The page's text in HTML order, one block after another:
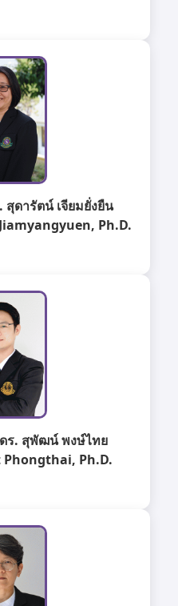
สุดารัตน์ เจียมยั่งยืน
Ph.D.
ร. สุพัฒน์ พงษ์ไทย
Ph.D.